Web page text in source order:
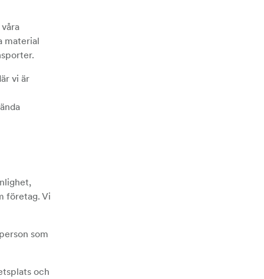
material
vi är
företag. Vi
som
och